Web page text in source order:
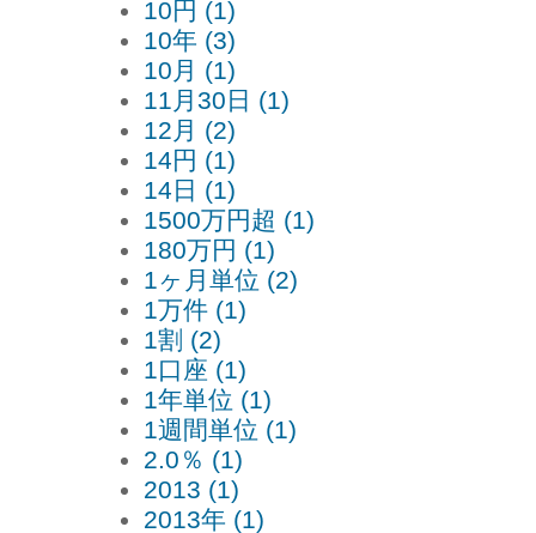
10円 (1)
10年 (3)
10月 (1)
11月30日 (1)
12月 (2)
14円 (1)
14日 (1)
1500万円超 (1)
180万円 (1)
1ヶ月単位 (2)
1万件 (1)
1割 (2)
1口座 (1)
1年単位 (1)
1週間単位 (1)
2.0％ (1)
2013 (1)
2013年 (1)